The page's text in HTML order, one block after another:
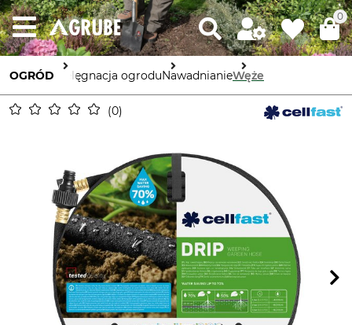
0
OGRÓD Pielęgnacja ogroduNawadnianieWęże
0